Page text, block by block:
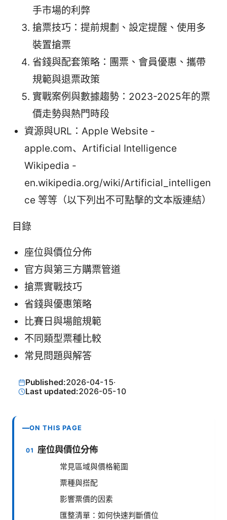
手市場的利弊
搶票技巧：提前規劃、設定提醒、使用多
裝置搶票
省錢與配套策略：團票、會員優惠、攜帶
規範與退票政策
實戰案例與數據趨勢：2023-2025年的票
價走勢與熱門時段
資源與URL：Apple Website -
apple.com、Artificial Intelligence
Wikipedia -
en.wikipedia.org/wiki/Artificial_intelligen
ce 等等（以下列出不可點擊的文本版連結）
目錄
座位與價位分佈
官方與第三方購票管道
搶票實戰技巧
省錢與優惠策略
比賽日與場館規範
不同類型票種比較
常見問題與解答
Published:2026-04-15·
Last updated:2026-05-10
ON THIS PAGE
座位與價位分佈
常見區域與價格範圍
票種與搭配
影響票價的因素
匯整清單：如何快速判斷價位